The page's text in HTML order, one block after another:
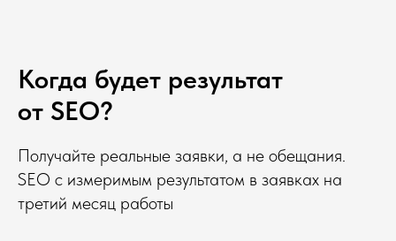
Когда будет результат
от SEO?
Получайте реальные заявки, а не обещания.
SEO с измеримым результатом в заявках на
третий месяц работы